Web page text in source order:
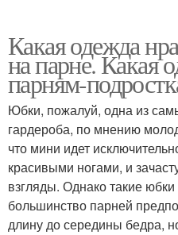
Какая одежда
на парне. Какая
парням-
Юбки, пожалуй, одна из
гардероба, по мнению
что мини идет
красивыми ногами, и
взгляды. Однако такие
большинство парней
длину до середины бедра,